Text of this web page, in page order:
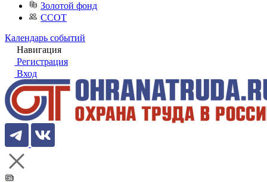
Золотой фонд
ССОТ
Календарь событий
Навигация
Регистрация
Вход